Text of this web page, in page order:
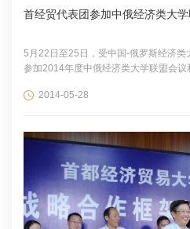
首经贸代表团参加中俄经济类大
5月22日至25日，受中国-俄罗斯经济
参加2014年度中俄经济类大学联盟会议
2014-05-28